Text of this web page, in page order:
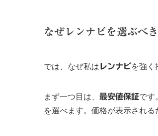
なぜレンナビを選ぶべ
では、なぜ私は レンナビを強く
まず一つ目は、 最安値保証です
を選べます。価格が表示される